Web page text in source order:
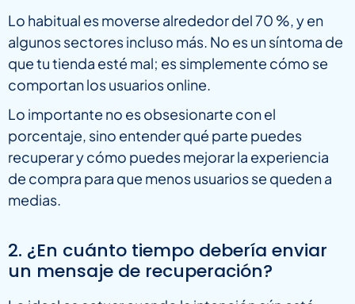
Lo habitual es moverse alrededor del 70 %, y en
algunos sectores incluso más. No es un síntoma de
que tu tienda esté mal; es simplemente cómo se
comportan los usuarios online.
Lo importante no es obsesionarte con el
porcentaje, sino entender qué parte puedes
recuperar y cómo puedes mejorar la experiencia
de compra para que menos usuarios se queden a
medias.
2. ¿En cuánto tiempo debería enviar
un mensaje de recuperación?